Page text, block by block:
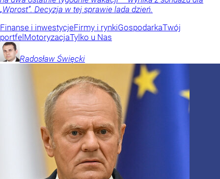
„Wprost”. Decyzja w tej sprawie lada dzień.
Finanse i inwestycjeFirmy i rynkiGospodarkaTwój
portfelMotoryzacjaTylko u Nas
Radosław Święcki